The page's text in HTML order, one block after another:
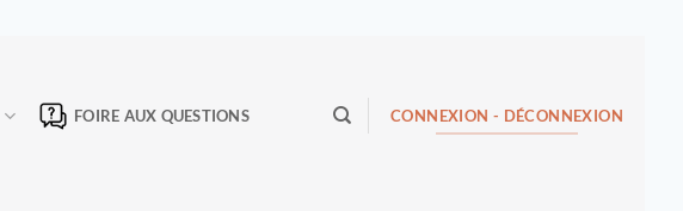
FOIRE AUX QUESTIONS CONNEXION - DÉCONNEXION